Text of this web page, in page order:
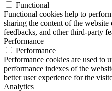
Functional
Functional cookies help to
sharing the content of the
feedbacks, and other third-party
Performance
Performance
Performance cookies are used to
performance indexes of the
better user experience for the
Analytics